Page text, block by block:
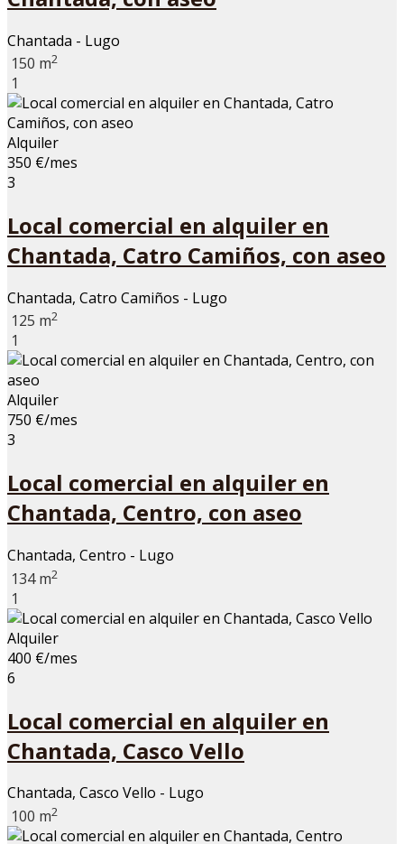
Chantada - Lugo
150 m2
1
Alquiler
350 €/mes
3
Local comercial en alquiler en
Chantada, Catro Camiños, con aseo
Chantada, Catro Camiños - Lugo
125 m2
1
Alquiler
750 €/mes
3
Local comercial en alquiler en
Chantada, Centro, con aseo
Chantada, Centro - Lugo
134 m2
1
Alquiler
400 €/mes
6
Local comercial en alquiler en
Chantada, Casco Vello
Chantada, Casco Vello - Lugo
100 m2